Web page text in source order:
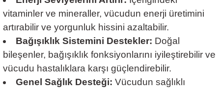
vitaminler ve mineraller, vücudun enerji üretimini
artırabilir ve yorgunluk hissini azaltabilir.
Bağışıklık Sistemini Destekler: Doğal
bileşenler, bağışıklık fonksiyonlarını iyileştirebilir ve
vücudu hastalıklara karşı güçlendirebilir.
Genel Sağlık Desteği: Vücudun sağlıklı